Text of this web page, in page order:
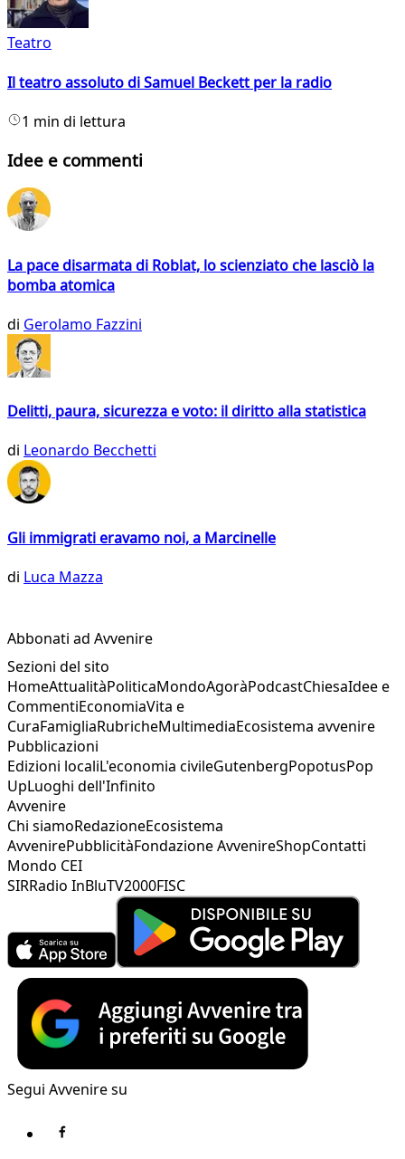
Teatro
Il teatro assoluto di Samuel Beckett per la radio
1 min di lettura
Idee e commenti
La pace disarmata di Roblat, lo scienziato che lasciò la
bomba atomica
di Gerolamo Fazzini
Delitti, paura, sicurezza e voto: il diritto alla statistica
di Leonardo Becchetti
Gli immigrati eravamo noi, a Marcinelle
di Luca Mazza
Abbonati ad Avvenire
Sezioni del sito
HomeAttualitàPoliticaMondoAgoràPodcastChiesaIdee e
CommentiEconomiaVita e
CuraFamigliaRubricheMultimediaEcosistema avvenire
Pubblicazioni
Edizioni localiL'economia civileGutenbergPopotusPop
UpLuoghi dell'Infinito
Avvenire
Chi siamoRedazioneEcosistema
AvvenirePubblicitàFondazione AvvenireShopContatti
Mondo CEI
SIRRadio InBluTV2000FISC
Segui Avvenire su